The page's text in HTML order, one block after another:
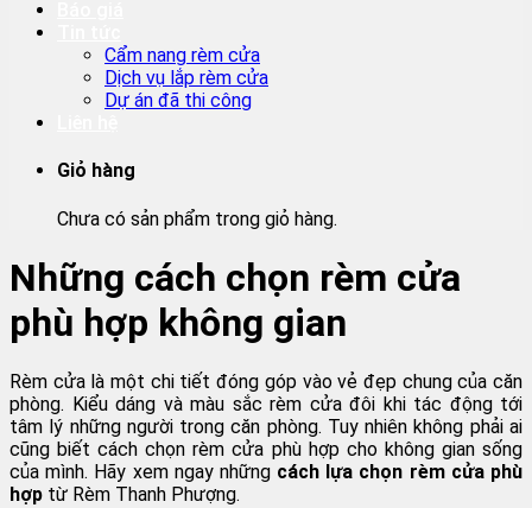
Cẩm nang rèm cửa
Dịch vụ lắp rèm cửa
Dự án đã thi công
Giỏ hàng
Chưa có sản phẩm trong giỏ hàng.
Những cách chọn rèm cửa
phù hợp không gian
Rèm cửa là một chi tiết đóng góp vào vẻ đẹp chung của căn
phòng. Kiểu dáng và màu sắc rèm cửa đôi khi tác động tới
tâm lý những người trong căn phòng. Tuy nhiên không phải ai
cũng biết cách chọn rèm cửa phù hợp cho không gian sống
của mình. Hãy xem ngay những cách lựa chọn rèm cửa phù
hợp từ Rèm Thanh Phượng.